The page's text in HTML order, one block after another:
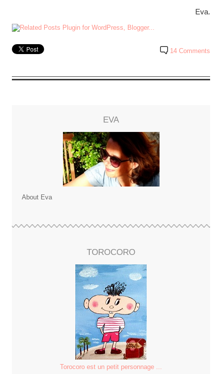
Eva.
14 Comments
EVA
About Eva
TOROCORO
Torocoro est un petit personnage ...